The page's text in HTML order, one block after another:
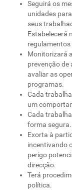
Seguirá os
unidades
seus
Estabelecerá
Monitorizará
prevenção de
avaliar as
programas.
Cada
um
Cada
forma segura.
Exorta à
incentivando
perigo
direcção.
Terá
política.